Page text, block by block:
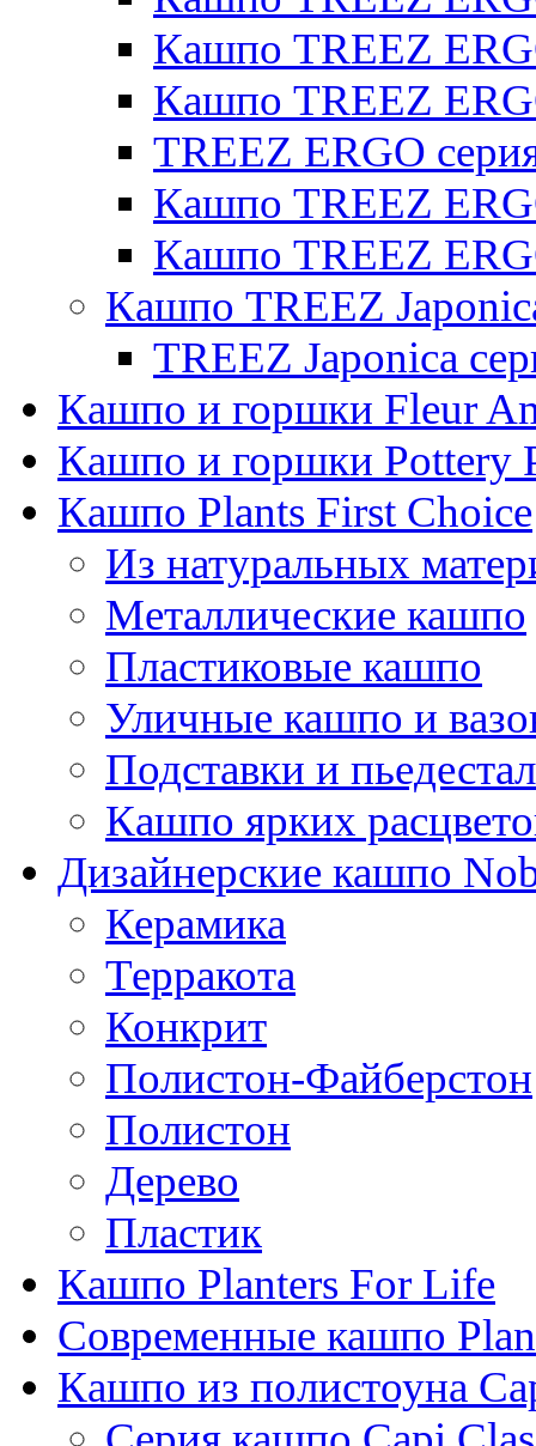
Кашпо TREEZ
Кашпо TREEZ
TREEZ ERGO
Кашпо TREEZ
Кашпо TREEZ
Кашпо TREEZ
TREEZ Japonica
Кашпо и горшки Fleur
Кашпо и горшки Pottery
Кашпо Plants First Choice
Из натуральных
Металлические кашпо
Пластиковые кашпо
Уличные кашпо и
Подставки и
Кашпо ярких
Дизайнерские кашпо
Керамика
Терракота
Конкрит
Полистон-Файберстон
Полистон
Дерево
Пластик
Кашпо Planters For Life
Современные кашпо
Кашпо из полистоуна